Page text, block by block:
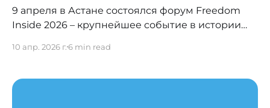
9 апреля в Астане состоялся форум Freedom
Inside 2026 – крупнейшее событие в истории
на котором холдинг представил результаты
дальнейшего развития на глобальном уровне.
10 апр. 2026 г.6 min read